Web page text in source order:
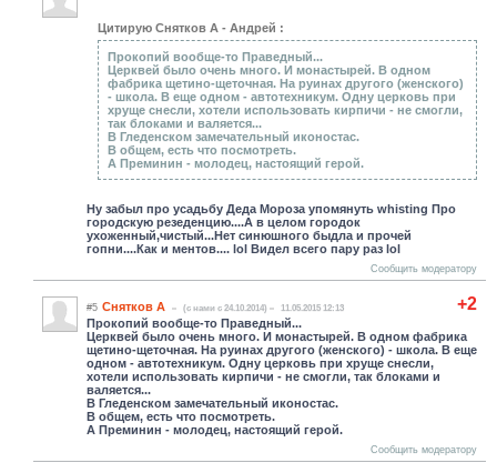
Цитирую Снятков А - Андрей :
Прокопий вообще-то Праведный...
Церквей было очень много. И монастырей. В одном
фабрика щетино-щеточная. На руинах другого (женского)
- школа. В еще одном - автотехникум. Одну церковь при
хруще снесли, хотели использовать кирпичи - не смогли,
так блоками и валяется...
В Гледенском замечательный иконостас.
В общем, есть что посмотреть.
А Преминин - молодец, настоящий герой.
Ну забыл про усадьбу Деда Мороза упомянуть whisting Про
городскую резеденцию....А в целом городок
ухоженный,чистый...Нет синюшного быдла и прочей
гопни....Как и ментов.... lol Видел всего пару раз lol
Сообщить модератору
+2
#5 Снятков А (c нами с 24.10.2014) 11.05.2015 12:13
Прокопий вообще-то Праведный...
Церквей было очень много. И монастырей. В одном фабрика
щетино-щеточная. На руинах другого (женского) - школа. В еще
одном - автотехникум. Одну церковь при хруще снесли,
хотели использовать кирпичи - не смогли, так блоками и
валяется...
В Гледенском замечательный иконостас.
В общем, есть что посмотреть.
А Преминин - молодец, настоящий герой.
Сообщить модератору